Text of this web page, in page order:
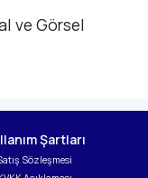
ve Görsel
Şartları
Sözleşmesi